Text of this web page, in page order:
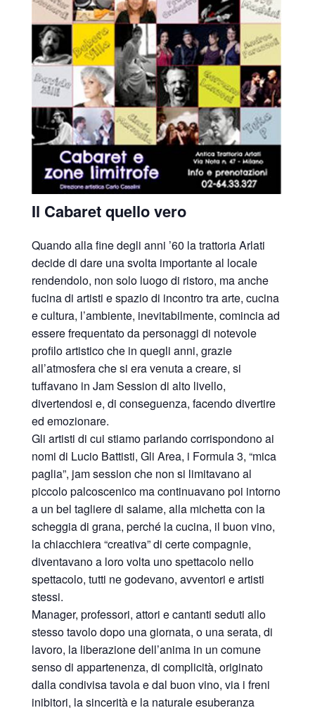
Il Cabaret quello vero
Quando alla fine degli anni ’60 la trattoria Arlati
decide di dare una svolta importante al locale
rendendolo, non solo luogo di ristoro, ma anche
fucina di artisti e spazio di incontro tra arte, cucina
e cultura, l’ambiente, inevitabilmente, comincia ad
essere frequentato da personaggi di notevole
profilo artistico che in quegli anni, grazie
all’atmosfera che si era venuta a creare, si
tuffavano in Jam Session di alto livello,
divertendosi e, di conseguenza, facendo divertire
ed emozionare.
Gli artisti di cui stiamo parlando corrispondono ai
nomi di Lucio Battisti, Gli Area, i Formula 3, “mica
paglia”, jam session che non si limitavano al
piccolo palcoscenico ma continuavano poi intorno
a un bel tagliere di salame, alla michetta con la
scheggia di grana, perché la cucina, il buon vino,
la chiacchiera “creativa” di certe compagnie,
diventavano a loro volta uno spettacolo nello
spettacolo, tutti ne godevano, avventori e artisti
stessi.
Manager, professori, attori e cantanti seduti allo
stesso tavolo dopo una giornata, o una serata, di
lavoro, la liberazione dell’anima in un comune
senso di appartenenza, di complicità, originato
dalla condivisa tavola e dal buon vino, via i freni
inibitori, la sincerità e la naturale esuberanza